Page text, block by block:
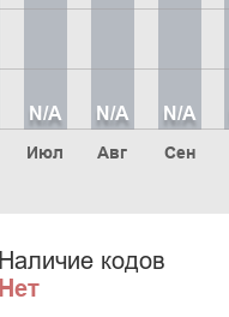
Июл
N/A
Авг
N/A
Сен
N/A
Наличие кодов
Нет